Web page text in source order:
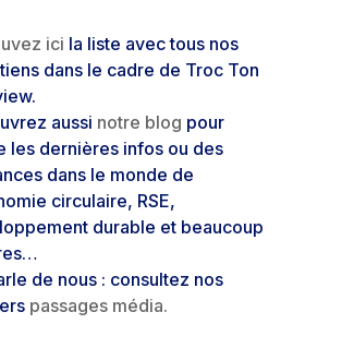
ici la liste avec tous nos
dans le cadre de Troc Ton
aussi notre blog pour
les dernières infos ou des
dans le monde de
circulaire, RSE,
durable et beaucoup
de nous : consultez nos
passages média.